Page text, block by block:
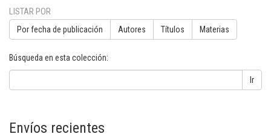
LISTAR POR
Por fecha de publicación Autores Títulos Materias
Búsqueda en esta colección:
Ir
Envíos recientes